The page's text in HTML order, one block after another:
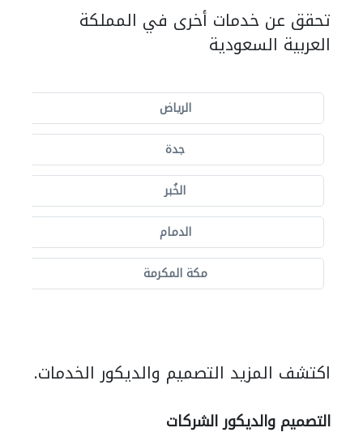
تحقق عن خدمات أخرى في المملكة
العربية السعودية
الرياض
جدة
الخُبر
الدمام
مكة المكرمة
اكتشف المزيد التصميم والديكور الخدمات.
التصميم والديكور الشركات